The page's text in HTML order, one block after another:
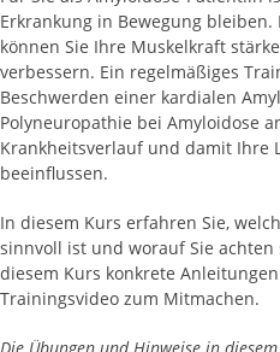
Erkrankung in Bewegung
können Sie Ihre Muskelkraft
verbessern. Ein regelmäßiges
Beschwerden einer kardialen
Polyneuropathie bei Amyloidose
Krankheitsverlauf und damit Ihre
beeinflussen.
In diesem Kurs erfahren Sie,
sinnvoll ist und worauf Sie
diesem Kurs konkrete
Trainingsvideo zum Mitmachen.
Die Übungen und Hinweise in